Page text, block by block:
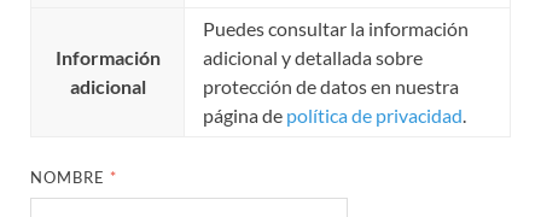
Información
adicional
Puedes consultar la información
adicional y detallada sobre
protección de datos en nuestra
página de política de privacidad.
NOMBRE *